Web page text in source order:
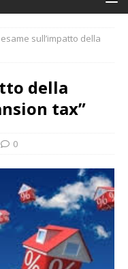
esame sull’impatto della
della
tax”
0